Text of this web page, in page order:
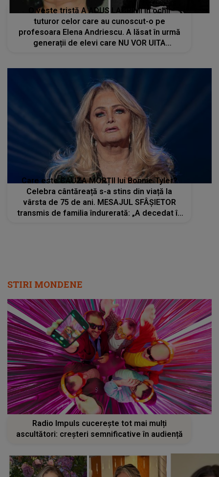
O veste tristă A ADUS LACRIMI în ochii
tuturor celor care au cunoscut-o pe
profesoara Elena Andriescu. A lăsat în urmă
generații de elevi care NU VOR UITA
Care este CAUZA MORȚII lui Bonnie Tyler?
Celebra cântăreață s-a stins din viață la
vârsta de 75 de ani. MESAJUL SFÂȘIETOR
transmis de familia îndurerată: „A decedat în
STIRI MONDENE
Radio Impuls cucerește tot mai mulți
ascultători: creșteri semnificative în audiență